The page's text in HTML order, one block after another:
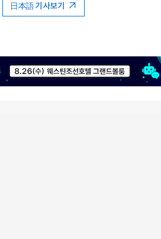
日本語 기사보기